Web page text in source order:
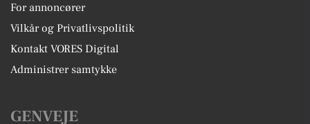
For annoncører
Vilkår og Privatlivspolitik
Kontakt VORES Digital
Administrer samtykke
GENVEJE